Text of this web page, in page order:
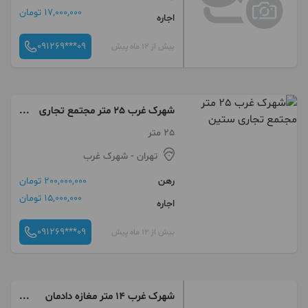
اجاره
17,000,000 تومان
بیش از 12 ماه پیش 091269***09
شهرک غرب 25 متر مجتمع تجاری
ستین
25 متر
تهران - شهرک غرب
رهن
200,000,000 تومان
اجاره
15,000,000 تومان
بیش از 12 ماه پیش 091269***09
شهرک غرب 14 متر مغازه دادمان